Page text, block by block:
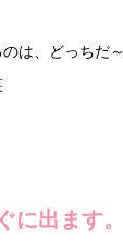
は、どっちだ～
に出ます。